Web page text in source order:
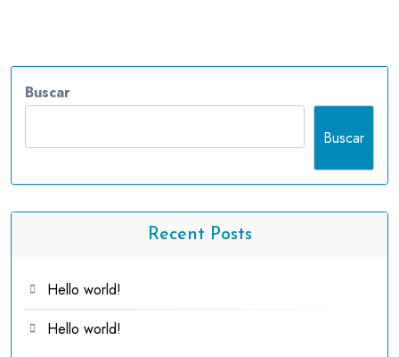
Buscar
Buscar
Recent Posts
Hello world!
Hello world!